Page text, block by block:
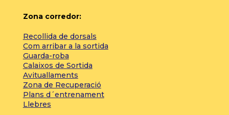
Zona corredor:
Recollida de dorsals
Com arribar a la sortida
Guarda-roba
Calaixos de Sortida
Avituallaments
Zona de Recuperació
Plans d´entrenament
Llebres